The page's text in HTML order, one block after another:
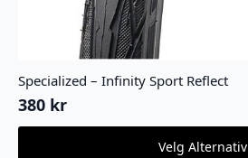
Specialized – Infinity Sport Reflect
380 kr
Velg Alternativ
Dette